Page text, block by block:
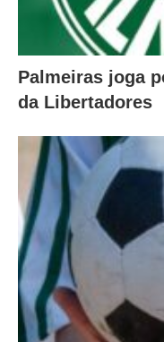
Palmeiras joga
da Libertadores